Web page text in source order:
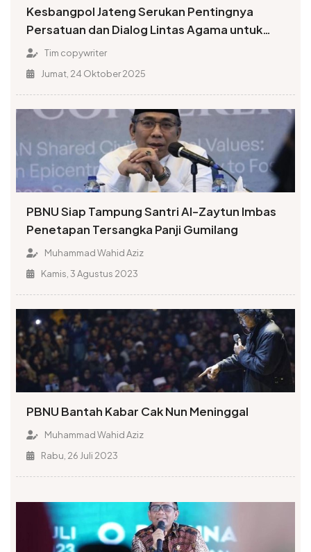
Kesbangpol Jateng Serukan Pentingnya
Persatuan dan Dialog Lintas Agama untuk
Menjaga Stabilitas Sosial di Kendal
Tim copywriter
Jumat, 24 Oktober 2025
PBNU Siap Tampung Santri Al-Zaytun Imbas
Penetapan Tersangka Panji Gumilang
Muhammad Wahid Aziz
Kamis, 3 Agustus 2023
PBNU Bantah Kabar Cak Nun Meninggal
Muhammad Wahid Aziz
Rabu, 26 Juli 2023